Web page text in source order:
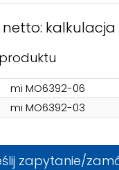
mi MO6392-06
mi MO6392-03
zapytanie/